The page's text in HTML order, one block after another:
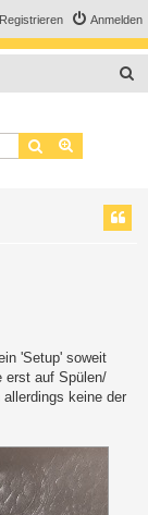
Anmelden
Registrieren
Suche
'Setup' soweit
erst auf Spülen/
keine der